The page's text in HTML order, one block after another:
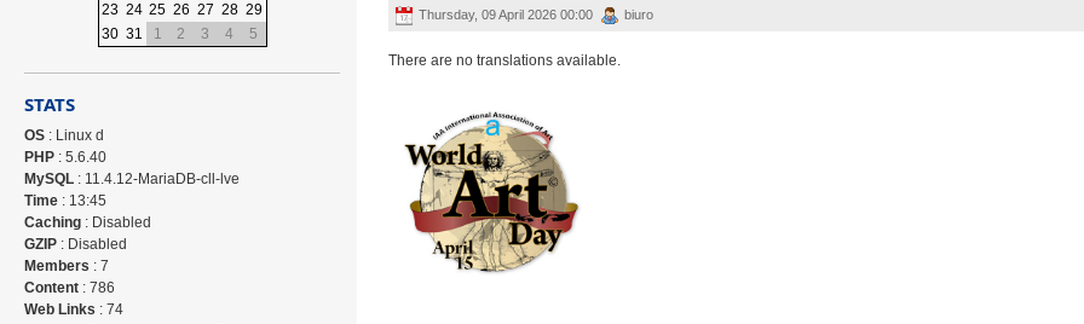
Thursday, 09 April 2026 00:00 biuro
There are no translations available.
23 24 25 26 27 28 29
30 31 1 2 3 4 5
STATS
OS : Linux d
PHP : 5.6.40
MySQL : 11.4.12-MariaDB-cll-lve
Time : 13:45
Caching : Disabled
GZIP : Disabled
Members : 7
Content : 786
Web Links : 74